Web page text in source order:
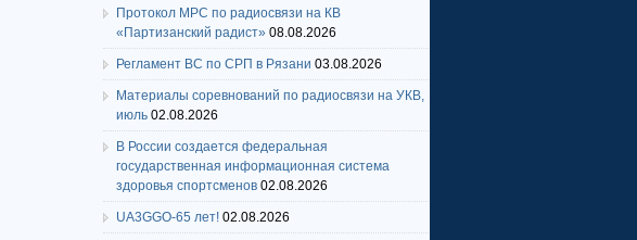
Протокол МРС по радиосвязи на КВ
«Партизанский радист» 08.08.2026
Регламент ВС по СРП в Рязани 03.08.2026
Материалы соревнований по радиосвязи на УКВ,
июль 02.08.2026
В России создается федеральная
государственная информационная система
здоровья спортсменов 02.08.2026
UA3GGO-65 лет! 02.08.2026